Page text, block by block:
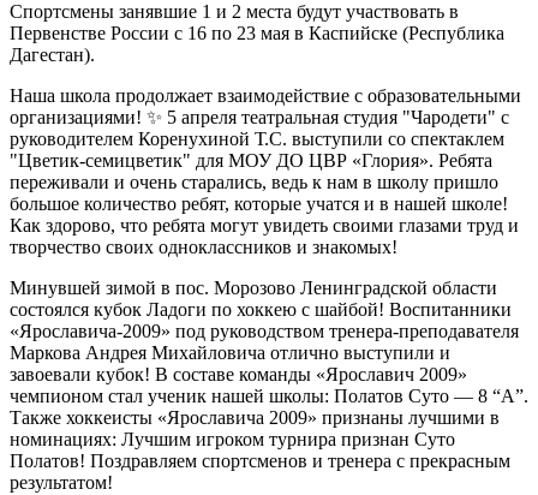
Спортсмены занявшие 1 и 2 места будут участвовать в
Первенстве России с 16 по 23 мая в Каспийске (Республика
Дагестан).
Наша школа продолжает взаимодействие с образовательными
организациями! ✨️ 5 апреля театральная студия "Чародети" с
руководителем Коренухиной Т.С. выступили со спектаклем
"Цветик-семицветик" для МОУ ДО ЦВР «Глория». Ребята
переживали и очень старались, ведь к нам в школу пришло
большое количество ребят, которые учатся и в нашей школе!
Как здорово, что ребята могут увидеть своими глазами труд и
творчество своих одноклассников и знакомых!
Минувшей зимой в пос. Морозово Ленинградской области
состоялся кубок Ладоги по хоккею с шайбой! Воспитанники
«Ярославича-2009» под руководством тренера-преподавателя
Маркова Андрея Михайловича отлично выступили и
завоевали кубок! В составе команды «Ярославич 2009»
чемпионом стал ученик нашей школы: Полатов Суто — 8 “А”.
Также хоккеисты «Ярославича 2009» признаны лучшими в
номинациях: Лучшим игроком турнира признан Суто
Полатов! Поздравляем спортсменов и тренера с прекрасным
результатом!